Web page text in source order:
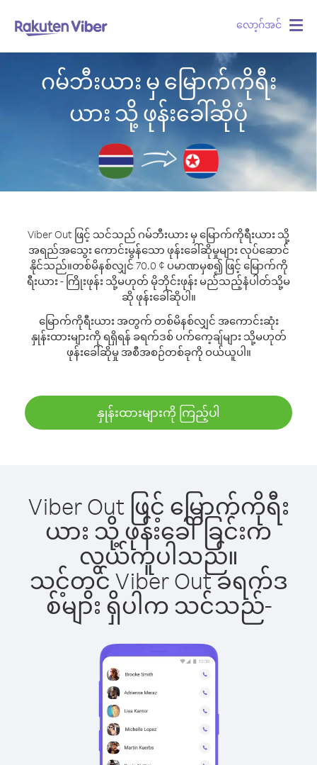
လော့ဂ်အင်
ဂမ်ဘီးယား မှ မြောက်ကိုရီး
ယား သို့ ဖုန်းခေါ်ဆိုပုံ
Viber Out ဖြင့် သင်သည် ဂမ်ဘီးယား မှ မြောက်ကိုရီးယား သို့
အရည်အသွေး ကောင်းမွန်သော ဖုန်းခေါ်ဆိုမှုများ လုပ်ဆောင်
နိုင်သည်။တစ်မိနစ်လျှင် 70.0 ¢ ပမာဏမှစ၍ ဖြင့် မြောက်ကို
ရီးယား - ကြိုးဖုန်း သို့မဟုတ် မိုဘိုင်းဖုန်း မည်သည့်နံပါတ်သို့မ
ဆို ဖုန်းခေါ်ဆိုပါ။
မြောက်ကိုရီးယား အတွက် တစ်မိနစ်လျှင် အကောင်းဆုံး
နှုန်းထားများကို ရရှိရန် ခရက်ဒစ် ပက်ကေ့ချ်များ သို့မဟုတ်
ဖုန်းခေါ်ဆိုမှု အစီအစဉ်တစ်ခုကို ဝယ်ယူပါ။
နှုန်းထားများကို ကြည့်ပါ
Viber Out ဖြင့် မြောက်ကိုရီး
ယား သို့ ဖုန်းခေါ်ခြင်းက
လွယ်ကူပါသည်။
သင့်တွင် Viber Out ခရက်ဒ
စ်များ ရှိပါက သင်သည်-